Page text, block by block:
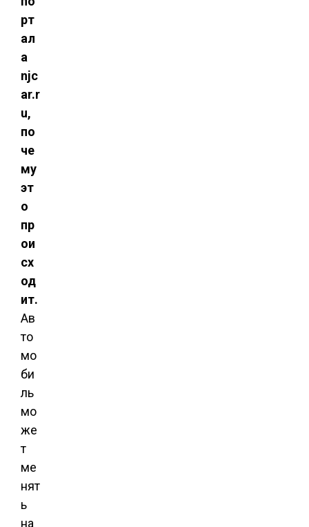
рт
ал
а
njc
ar.r
u,
по
че
му
эт
о
пр
ои
сх
од
ит.
Ав
то
мо
би
ль
мо
же
т
ме
нят
ь
на